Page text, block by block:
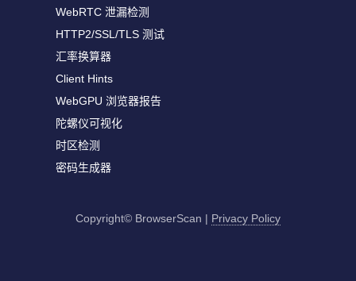
WebRTC 泄漏检测
HTTP2/SSL/TLS 测试
汇率换算器
Client Hints
WebGPU 浏览器报告
陀螺仪可视化
时区检测
密码生成器
Copyright© BrowserScan | Privacy Policy